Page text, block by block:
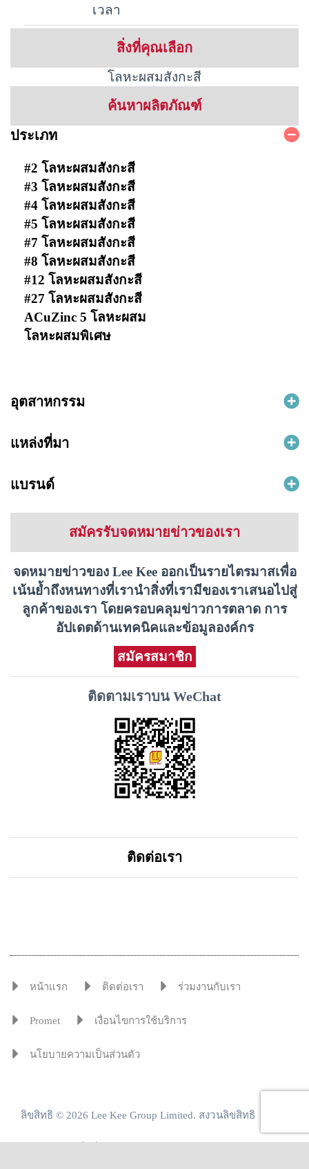
เวลา
สิ่งที่คุณเลือก
โลหะผสมสังกะสี
ค้นหาผลิตภัณฑ์
ประเภท
#2 โลหะผสมสังกะสี
#3 โลหะผสมสังกะสี
#4 โลหะผสมสังกะสี
#5 โลหะผสมสังกะสี
#7 โลหะผสมสังกะสี
#8 โลหะผสมสังกะสี
#12 โลหะผสมสังกะสี
#27 โลหะผสมสังกะสี
ACuZinc 5 โลหะผสม
โลหะผสมพิเศษ
อุตสาหกรรม
แหล่งที่มา
แบรนด์
สมัครรับจดหมายข่าวของเรา
จดหมายข่าวของ Lee Kee ออกเป็นรายไตรมาสเพื่อ
เน้นย้ำถึงหนทางที่เรานำสิ่งที่เรามีของเราเสนอไปสู่
ลูกค้าของเรา โดยครอบคลุมข่าวการตลาด การ
อัปเดตด้านเทคนิคและข้อมูลองค์กร
สมัครสมาชิก
ติดตามเราบน WeChat
ติดต่อเรา
หน้าแรก ติดต่อเรา ร่วมงานกับเรา
Promet เงื่อนไขการใช้บริการ
นโยบายความเป็นส่วนตัว
ลิขสิทธิ © 2026 Lee Kee Group Limited. สงวนลิขสิทธิ